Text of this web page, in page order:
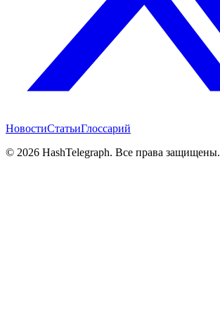
НовостиСтатьиГлоссарий
© 2026 HashTelegraph. Все права защищены.